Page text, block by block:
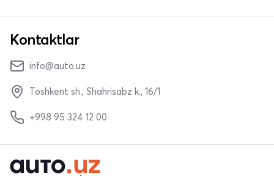
Kontaktlar
info@auto.uz
Toshkent sh., Shahrisabz k., 16/1
+998 95 324 12 00